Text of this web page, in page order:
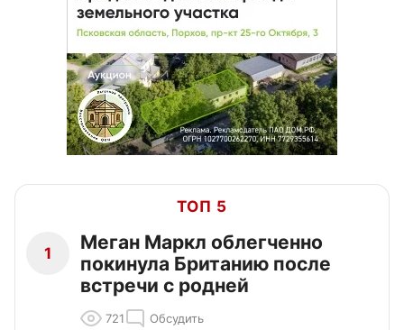
ТОП 5
1
Меган Маркл облегченно
покинула Британию после
встречи с родней
721 Обсудить